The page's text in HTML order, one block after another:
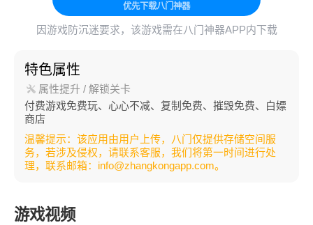
优先下载八门神器
因游戏防沉迷要求，该游戏需在八门神器APP内下载
特色属性
属性提升 / 解锁关卡
付费游戏免费玩、心心不减、复制免费、摧毁免费、白嫖
商店
温馨提示：该应用由用户上传，八门仅提供存储空间服
务，若涉及侵权，请联系客服，我们将第一时间进行处
理，联系邮箱：info@zhangkongapp.com。
游戏视频